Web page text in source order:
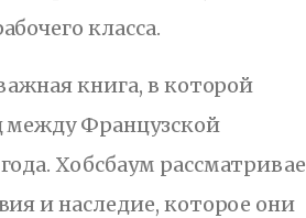
класса.
книга, в которой
между Французской
Хобсбаум
и наследие, которое они